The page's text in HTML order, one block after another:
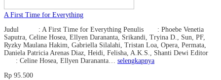
A First Time for Everything
Judul : A First Time for Everything Penulis : Phoebe Venetia
Saputra, Celine Hosea, Ellyen Darananta, Srikandi, Tryina D., Sun, PF,
Ryzky Maulana Hakim, Gabriella Silalahi, Tristan Loa, Opera, Permata,
Daniela Patricia Arenas Diaz, Heidi, Felisha, A.K.S., Shanti Dewi Editor
: Celine Hosea, Ellyen Darananta… selengkapnya
Rp 95.500